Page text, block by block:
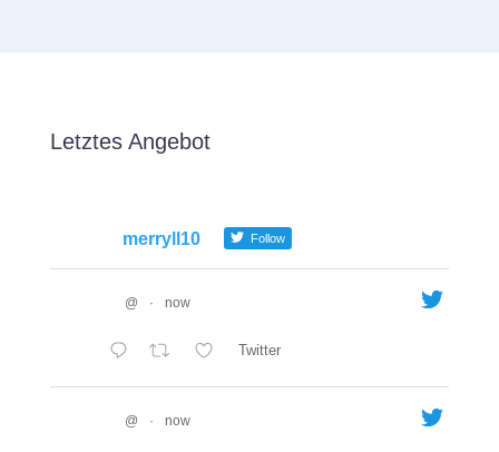
Letztes Angebot
merryll10 Follow
@ · now
Twitter
@ · now